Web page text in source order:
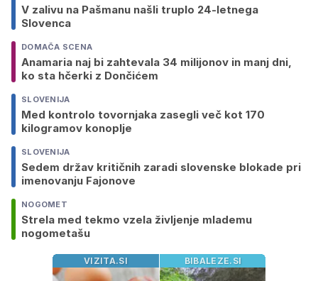
V zalivu na Pašmanu našli truplo 24-letnega
Slovenca
DOMAČA SCENA
Anamaria naj bi zahtevala 34 milijonov in manj dni,
ko sta hčerki z Dončićem
SLOVENIJA
Med kontrolo tovornjaka zasegli več kot 170
kilogramov konoplje
SLOVENIJA
Sedem držav kritičnih zaradi slovenske blokade pri
imenovanju Fajonove
NOGOMET
Strela med tekmo vzela življenje mlademu
nogometašu
VIZITA.SI BIBALEZE.SI